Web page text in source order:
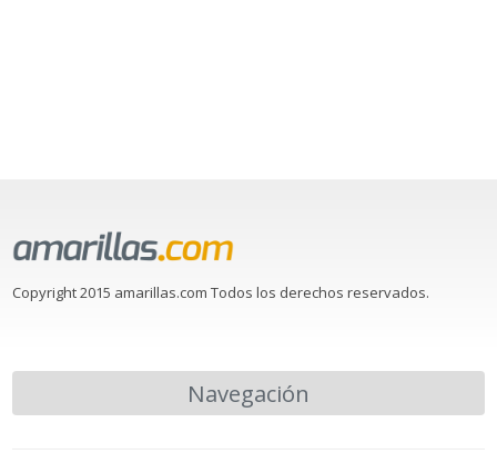
Copyright 2015 amarillas.com Todos los derechos reservados.
Navegación